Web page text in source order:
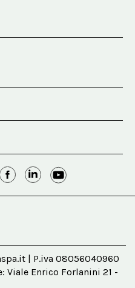
| P.iva 08056040960
Viale Enrico Forlanini 21 -